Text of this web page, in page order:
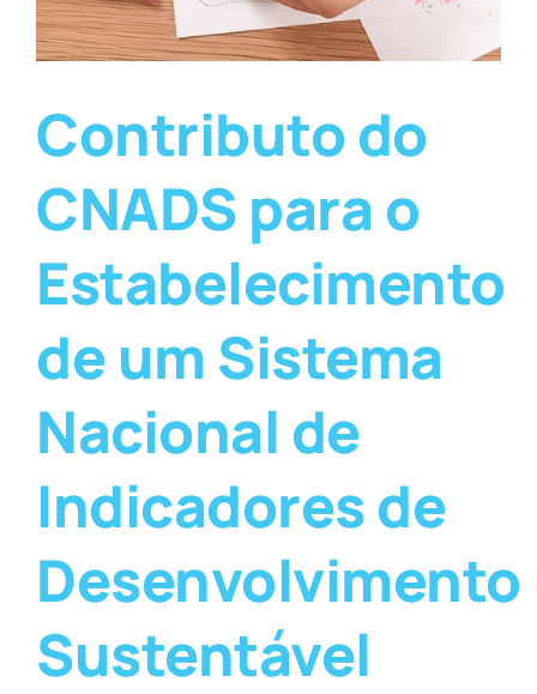
Contributo do
CNADS para o
Estabelecimento
de um Sistema
Nacional de
Indicadores de
Desenvolvimento
Sustentável